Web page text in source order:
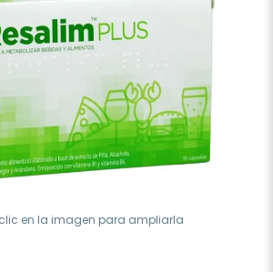
en la imagen para ampliarla